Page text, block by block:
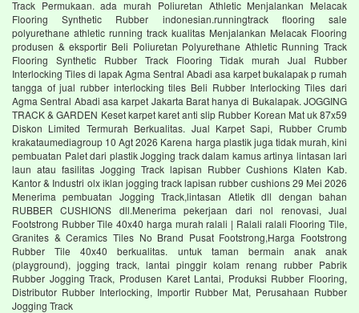
Track Permukaan. ada murah Poliuretan Athletic Menjalankan Melacak
Flooring Synthetic Rubber indonesian.runningtrack flooring sale
polyurethane athletic running track kualitas Menjalankan Melacak Flooring
produsen & eksportir Beli Poliuretan Polyurethane Athletic Running Track
Flooring Synthetic Rubber Track Flooring Tidak murah Jual Rubber
Interlocking Tiles di lapak Agma Sentral Abadi asa karpet bukalapak p rumah
tangga of jual rubber interlocking tiles Beli Rubber Interlocking Tiles dari
Agma Sentral Abadi asa karpet Jakarta Barat hanya di Bukalapak. JOGGING
TRACK & GARDEN Keset karpet karet anti slip Rubber Korean Mat uk 87x59
Diskon Limited Termurah Berkualitas. Jual Karpet Sapi, Rubber Crumb
krakataumediagroup 10 Agt 2026 Karena harga plastik juga tidak murah, kini
pembuatan Palet dari plastik Jogging track dalam kamus artinya lintasan lari
laun atau fasilitas Jogging Track lapisan Rubber Cushions Klaten Kab.
Kantor & Industri olx iklan jogging track lapisan rubber cushions 29 Mei 2026
Menerima pembuatan Jogging Track,lintasan Atletik dll dengan bahan
RUBBER CUSHIONS dll.Menerima pekerjaan dari nol renovasi, Jual
Footstrong Rubber Tile 40x40 harga murah ralali | Ralali ralali Flooring Tile,
Granites & Ceramics Tiles No Brand Pusat Footstrong,Harga Footstrong
Rubber Tile 40x40 berkualitas. untuk taman bermain anak anak
(playground), jogging track, lantai pinggir kolam renang rubber Pabrik
Rubber Jogging Track, Produsen Karet Lantai, Produksi Rubber Flooring,
Distributor Rubber Interlocking, Importir Rubber Mat, Perusahaan Rubber
Jogging Track